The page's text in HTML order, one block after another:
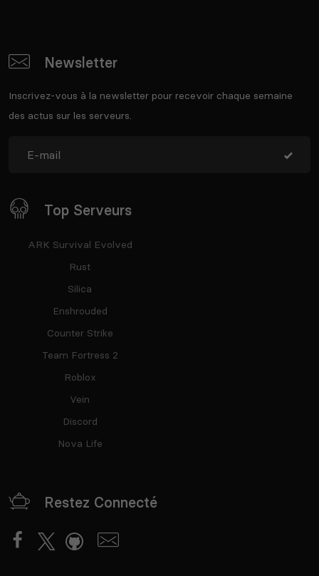
Newsletter
Inscrivez-vous à la newsletter pour recevoir chaque semaine
des actus sur les serveurs.
Top Serveurs
ARK Survival Evolved
Rust
Silica
Enshrouded
Counter Strike
Team Fortress 2
Roblox
Vein
Discord
Nova Life
Restez Connecté